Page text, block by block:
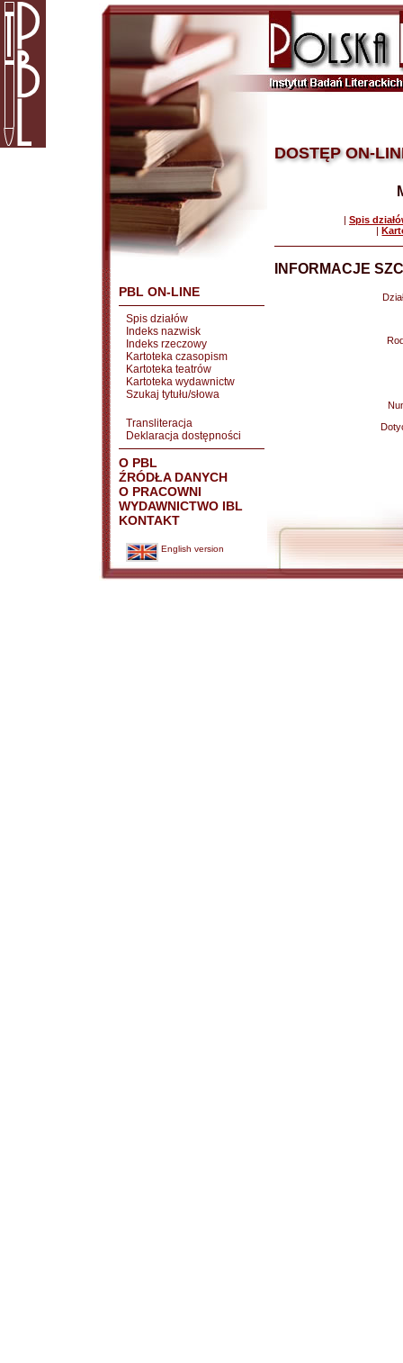
PBL ON-LINE
Spis działów
Indeks nazwisk
Indeks rzeczowy
Kartoteka czasopism
Kartoteka teatrów
Kartoteka wydawnictw
Szukaj tytułu/słowa
Transliteracja
Deklaracja dostępności
O PBL
ŹRÓDŁA DANYCH
O PRACOWNI
WYDAWNICTWO IBL
KONTAKT
English version
DOSTĘP ON-
| Spis
|
INFORMACJE